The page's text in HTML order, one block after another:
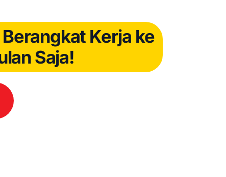
Kerja ke
Saja!